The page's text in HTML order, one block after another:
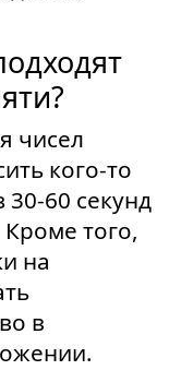
чисел
кого-то
60 секунд
того,
на
в